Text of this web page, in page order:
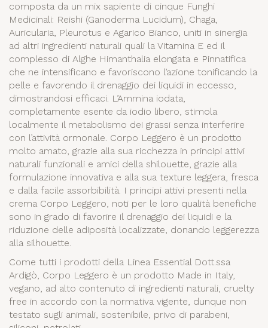
inizia una nuova vita.
composta da un mix sapiente di cinque Funghi
Medicinali: Reishi (Ganoderma Lucidum), Chaga,
Auricularia, Pleurotus e Agarico Bianco, uniti in sinergia
ad altri ingredienti naturali quali la Vitamina E ed il
complesso di Alghe Himanthalia elongata e Pinnatifica
che ne intensificano e favoriscono l’azione tonificando la
pelle e favorendo il drenaggio dei liquidi in eccesso,
dimostrandosi efficaci. L’Ammina iodata,
completamente esente da iodio libero, stimola
localmente il metabolismo dei grassi senza interferire
con l’attività ormonale. Corpo Leggero è un prodotto
molto amato, grazie alla sua ricchezza in principi attivi
naturali funzionali e amici della shilouette, grazie alla
formulazione innovativa e alla sua texture leggera, fresca
e dalla facile assorbibilità. I principi attivi presenti nella
crema Corpo Leggero, noti per le loro qualità benefiche
sono in grado di favorire il drenaggio dei liquidi e la
riduzione delle adiposità localizzate, donando leggerezza
alla silhouette.
Come tutti i prodotti della Linea Essential Dott.ssa
Ardigò, Corpo Leggero è un prodotto Made in Italy,
vegano, ad alto contenuto di ingredienti naturali, cruelty
free in accordo con la normativa vigente, dunque non
testato sugli animali, sostenibile, privo di parabeni,